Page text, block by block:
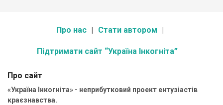
Про нас Стати автором
Підтримати сайт “Україна Інкогніта”
Про сайт
«Україна Інкогніта» - неприбутковий проект ентузіастів
краєзнавства.